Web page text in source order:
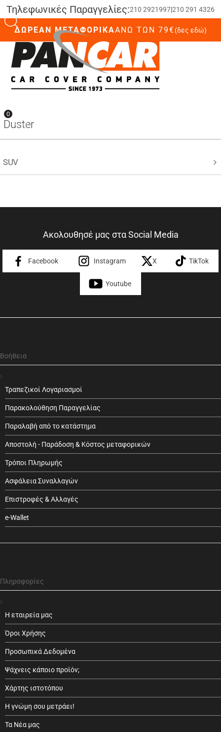
Τηλεφωνικές Παραγγελίες:210 2921997|210 291 4326
ΔΩΡΕΑΝ ΜΕΤΑΦΟΡΙΚΑΆΝΩ ΤΩΝ 79€(δες εδώ)
0
Duster
SUV
Ακολουθησέ μας στα Social Media
Facebook Instagram X TikTok
Youtube
Βοήθεια
Τραπεζικοί Λογαριασμοί
Παρακολούθηση Παραγγελίας
Παραλαβή από το κατάστημα
Αποστολή - Παράδοση & Κόστος μεταφορικών
Τρόποι Πληρωμής
Ασφάλεια Συναλλαγών
Επιστροφές & Αλλαγές
e-Wallet
Πληροφορίες
Η εταιρεία μας
Όροι Χρήσης
Προσωπικά Δεδομένα
Ψάχνεις κάποιο προϊόν;
Χάρτης ιστοτόπου
Η γνώμη σου μετράει!
Τα Νέα μας